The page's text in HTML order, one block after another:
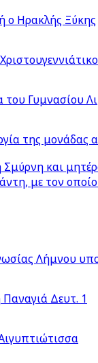
o Ηρακλής Ξύκης
του Γυμνασίου
της
και
με τον
Λήμνου
Δευτ. 1